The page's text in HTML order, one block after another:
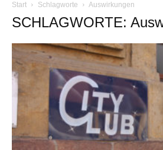
Start Schlagworte Auswirkungen
SCHLAGWORTE: